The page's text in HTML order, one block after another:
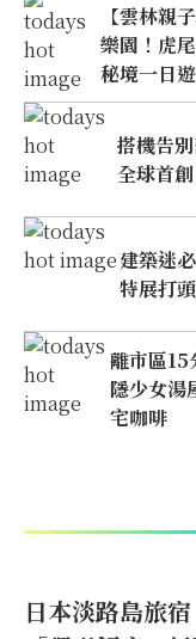
【雲林親
樂園！虎
秘境一日
搭機告
全球首
建築迷
特展打
離市區15
隱少女湯
宅咖啡
日本淡路島旅